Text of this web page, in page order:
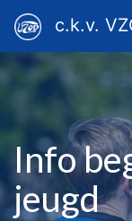
c.k.v.
Info
jeugd